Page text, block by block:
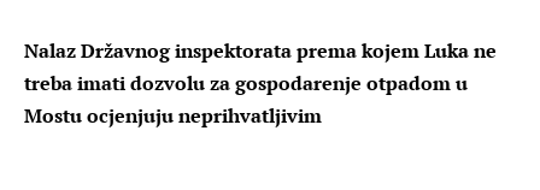
Nalaz Državnog inspektorata prema kojem Luka ne
treba imati dozvolu za gospodarenje otpadom u
Mostu ocjenjuju neprihvatljivim